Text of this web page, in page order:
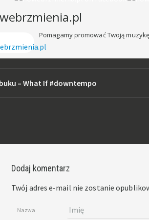
Pomagamy promować Twoją
– What If #downtempo
Dodaj komentarz
Twój adres e-mail nie zostanie
Nazwa